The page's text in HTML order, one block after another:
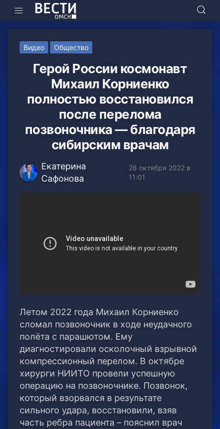
Видео Общество
Герой России космонавт
Михаил Корниенко
полностью восстановился
после перелома
позвоночника — благодаря
сибирским врачам
Екатерина
Сафонова
28 октября 2022 в
11:01
Летом 2022 года Михаил Корниенко
сломал позвоночник в ходе неудачного
полёта с парашютом. Ему
диагностировали осколочный взрывной
компрессионный перелом. В октябре
хирурги НИИТО провели успешную
операцию на позвоночнике. Позвонок,
который взорвался в результате
сильного удара, восстановили, взяв
часть ребра пациента – пояснил врач